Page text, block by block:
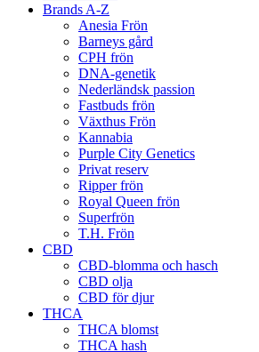
Brands A-Z
Anesia Frön
Barneys gård
CPH frön
DNA-genetik
Nederländsk passion
Fastbuds frön
Växthus Frön
Kannabia
Purple City Genetics
Privat reserv
Ripper frön
Royal Queen frön
Superfrön
T.H. Frön
CBD
CBD-blomma och hasch
CBD olja
CBD för djur
THCA
THCA blomst
THCA hash